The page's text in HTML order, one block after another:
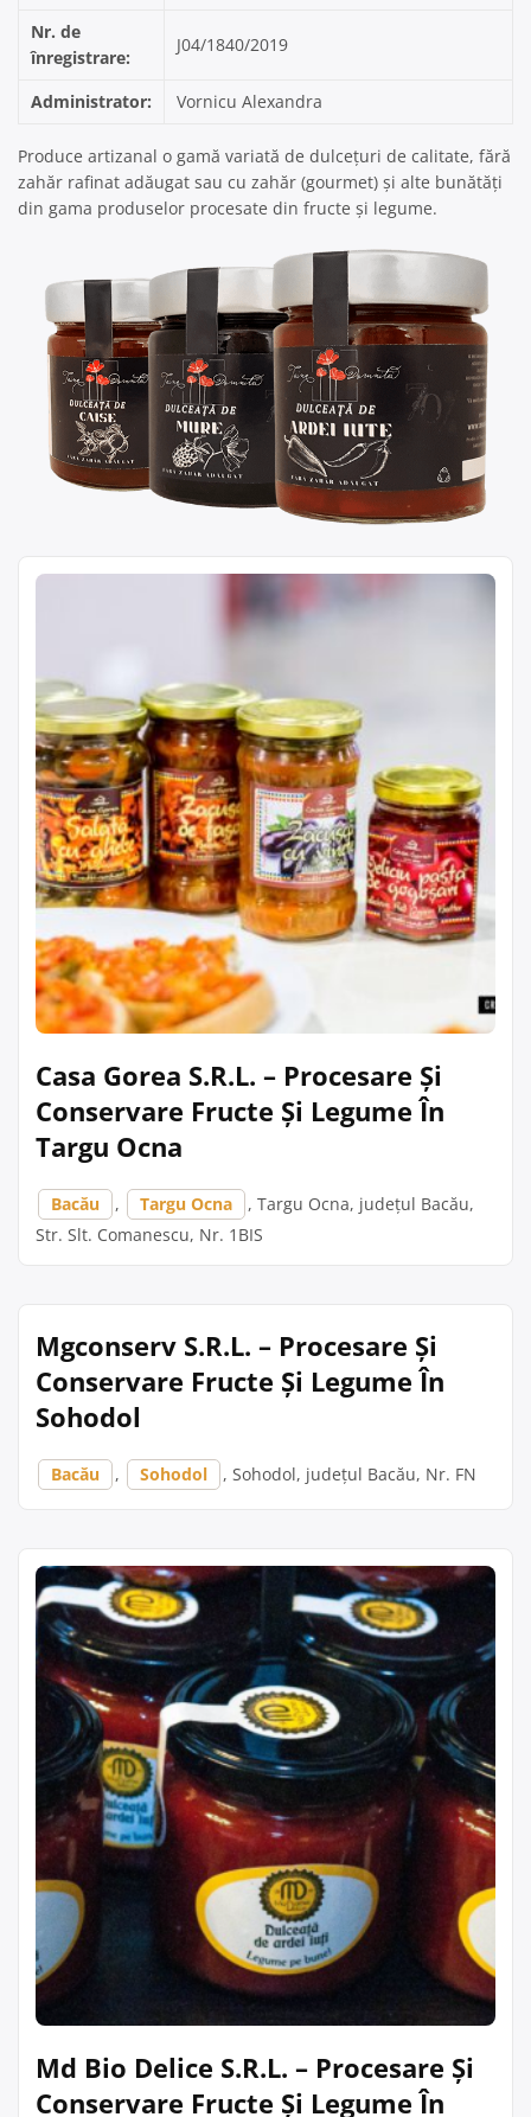
Nr. de
înregistrare:
J04/1840/2019
Administrator: Vornicu Alexandra
Produce artizanal o gamă variată de dulcețuri de calitate, fără
zahăr rafinat adăugat sau cu zahăr (gourmet) și alte bunătăți
din gama produselor procesate din fructe și legume.
Casa Gorea S.R.L. – Procesare Și
Conservare Fructe Și Legume În
Targu Ocna
Bacău , Targu Ocna
, Targu Ocna, județul Bacău,
Str. Slt. Comanescu, Nr. 1BIS
Mgconserv S.R.L. – Procesare Și
Conservare Fructe Și Legume În
Sohodol
Bacău , Sohodol , Sohodol, județul Bacău, Nr. FN
Md Bio Delice S.R.L. – Procesare Și
Conservare Fructe Și Legume În